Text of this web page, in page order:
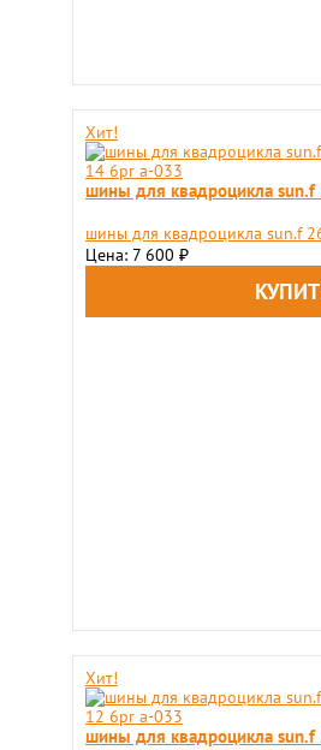
Хит!
шины для квадроцикла
шины для квадроцикла sun.f
Цена: 7 600 ₽
Хит!
шины для квадроцикла